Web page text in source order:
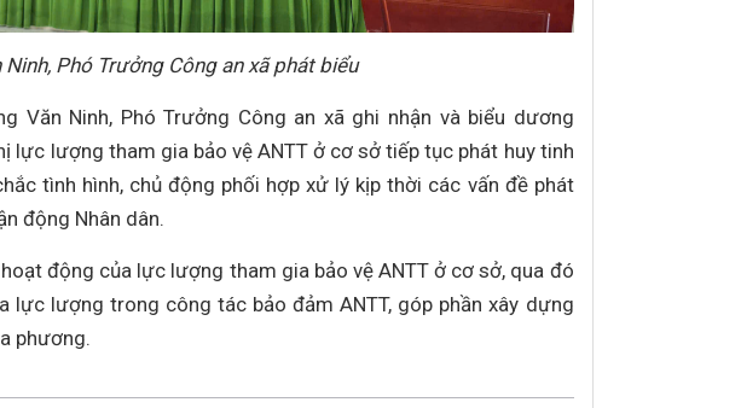
Ninh, Phó Trưởng Công an xã phát biểu
Văn Ninh, Phó Trưởng Công an xã ghi nhận và biểu dương
lực lượng tham gia bảo vệ ANTT ở cơ sở tiếp tục phát huy tinh
tình hình, chủ động phối hợp xử lý kịp thời các vấn đề phát
động Nhân dân.
động của lực lượng tham gia bảo vệ ANTT ở cơ sở, qua đó
lực lượng trong công tác bảo đảm ANTT, góp phần xây dựng
phương.